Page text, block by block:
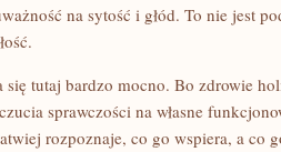
na sytość i głód. To nie jest
się tutaj bardzo mocno. Bo zdrowie
sprawczości na własne
rozpoznaje, co go wspiera, a co